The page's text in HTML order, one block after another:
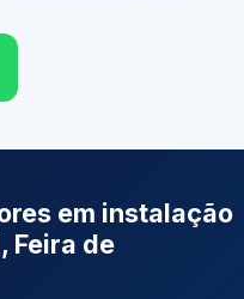
em instalação
Feira de